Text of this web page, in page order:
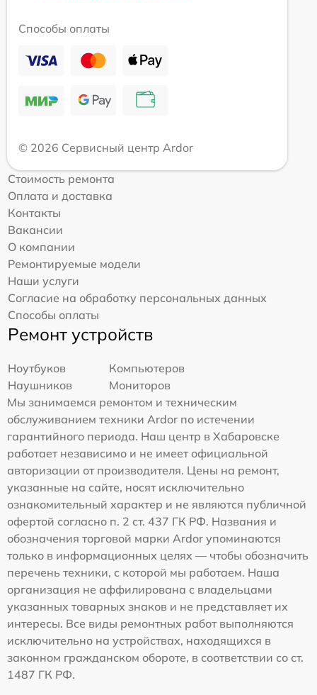
Способы оплаты
© 2026 Сервисный центр Ardor
Стоимость ремонта
Оплата и доставка
Контакты
Вакансии
О компании
Ремонтируемые модели
Наши услуги
Согласие на обработку персональных данных
Способы оплаты
Ремонт устройств
Ноутбуков
Компьютеров
Наушников
Мониторов
Мы занимаемся ремонтом и техническим
обслуживанием техники Ardor по истечении
гарантийного периода. Наш центр в Хабаровске
работает независимо и не имеет официальной
авторизации от производителя. Цены на ремонт,
указанные на сайте, носят исключительно
ознакомительный характер и не являются публичной
офертой согласно п. 2 ст. 437 ГК РФ. Названия и
обозначения торговой марки Ardor упоминаются
только в информационных целях — чтобы обозначить
перечень техники, с которой мы работаем. Наша
организация не аффилирована с владельцами
указанных товарных знаков и не представляет их
интересы. Все виды ремонтных работ выполняются
исключительно на устройствах, находящихся в
законном гражданском обороте, в соответствии со ст.
1487 ГК РФ.